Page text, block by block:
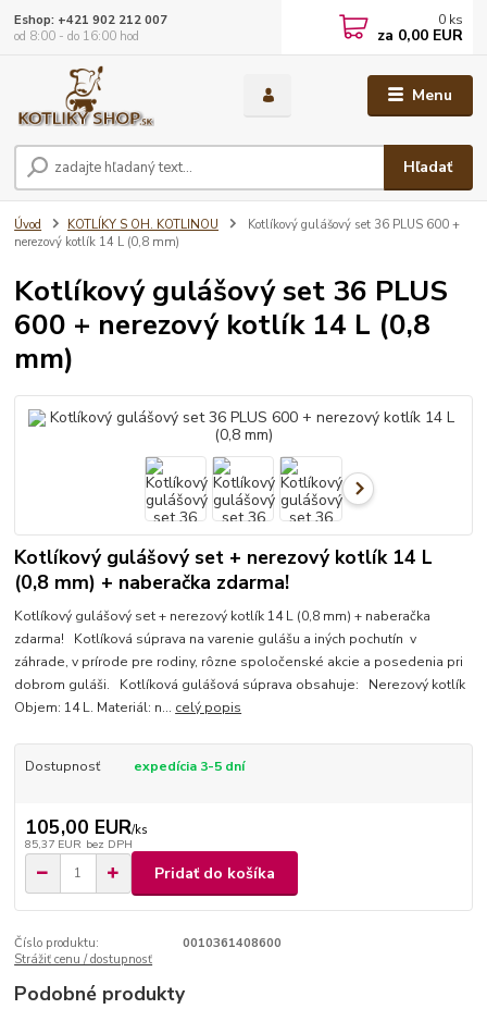
Menu
Hľadať
Eshop: +421 902 212 007
od 8:00 - do 16:00 hod
0 ks
za 0,00 EUR
Úvod KOTLÍKY S OH. KOTLINOU
Kotlíkový gulášový set 36 PLUS 600 +
nerezový kotlík 14 L (0,8 mm)
Kotlíkový gulášový set 36 PLUS
600 + nerezový kotlík 14 L (0,8
mm)
Kotlíkový gulášový set + nerezový kotlík 14 L
(0,8 mm) + naberačka zdarma!
Kotlíkový gulášový set + nerezový kotlík 14 L (0,8 mm) + naberačka
zdarma! Kotlíková súprava na varenie gulášu a iných pochutín v
záhrade, v prírode pre rodiny, rôzne spoločenské akcie a posedenia pri
dobrom guláši. Kotlíková gulášová súprava obsahuje: Nerezový kotlík
Objem: 14 L. Materiál: n... celý popis
Dostupnosť expedícia 3-5 dní
105,00 EUR/ks
85,37 EUR bez DPH
Pridať do košíka
Číslo produktu:
0010361408600
Strážiť cenu / dostupnosť
Podobné produkty